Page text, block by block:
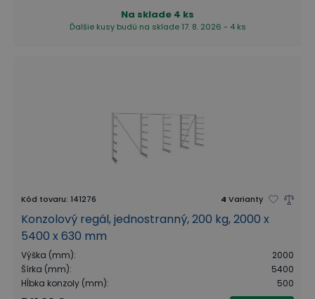
Na sklade 4 ks
Ďalšie kusy budú na sklade 17. 8. 2026 - 4 ks
Kód tovaru: 141276 4 Varianty
Konzolový regál, jednostranný, 200 kg, 2000 x
5400 x 630 mm
Výška (mm):
2000
Šírka (mm):
5400
Hĺbka konzoly (mm): 500